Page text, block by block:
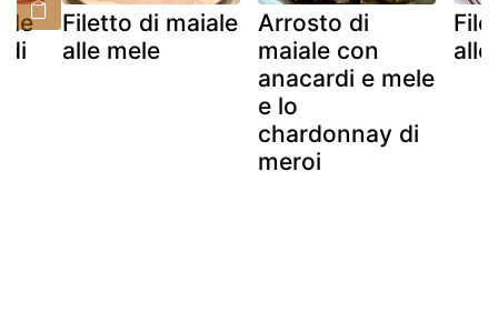
Filetto di maiale
alle mele
Arrosto di
maiale con
anacardi e mele
e lo
chardonnay di
meroi
alle